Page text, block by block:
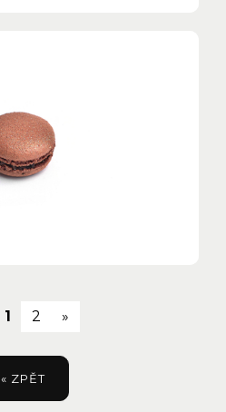
1 (current)
2 »
« ZPĚT